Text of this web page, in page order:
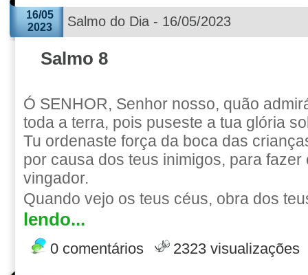
16/05
2023
Salmo do Dia - 16/05/2023
Salmo 8
Ó SENHOR, Senhor nosso, quão
toda a terra, pois puseste a tua glória
Tu ordenaste força da boca das
por causa dos teus inimigos, para
vingador.
Quando vejo os teus céus, obra dos
lendo...
0 comentários 2323 visualizações